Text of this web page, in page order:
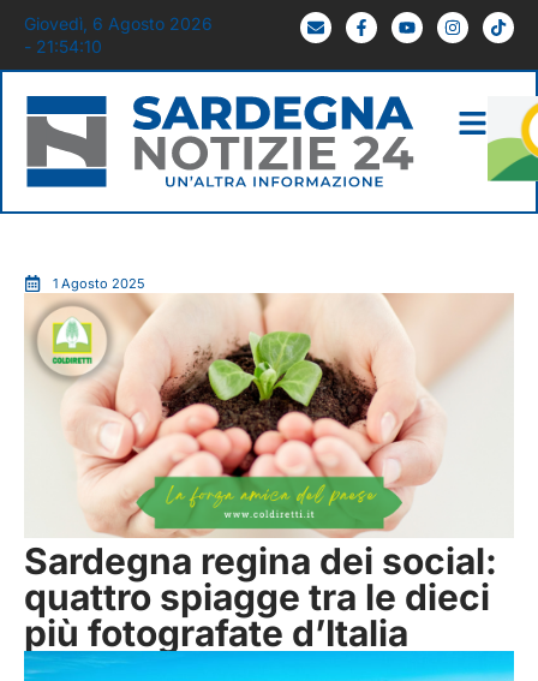
Giovedì, 6 Agosto 2026
- 21:54:12
1 Agosto 2025
Sardegna regina dei social:
quattro spiagge tra le dieci
più fotografate d’Italia